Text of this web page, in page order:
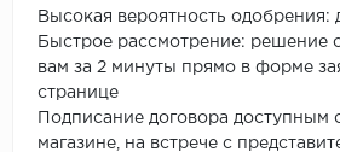
Высокая вероятность одобрения:
Быстрое рассмотрение: решение
вам за 2 минуты прямо в форме
странице
Подписание договора доступным
магазине, на встрече с